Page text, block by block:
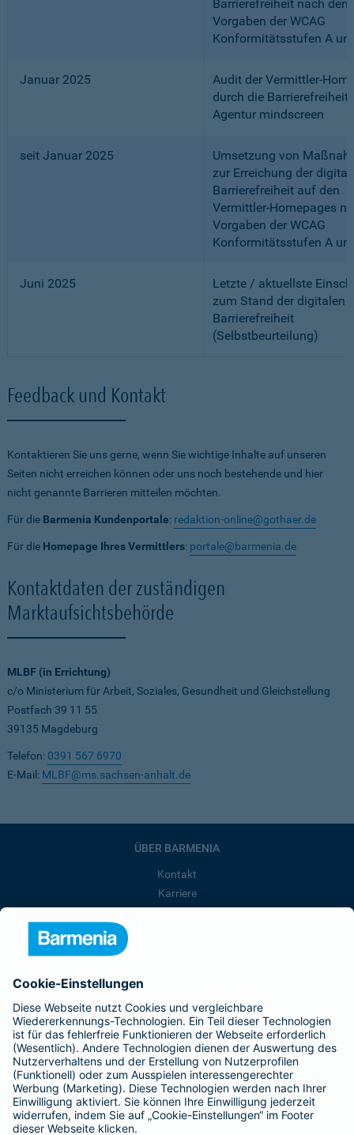
Barrierefreiheit nach den
Vorgaben der WCAG
Konformitätsstufen A
Januar 2025
Audit der Vermittler-
durch die
Agentur mindscreen
seit Januar 2025
Umsetzung von
zur Erreichung der
Barrierefreiheit auf den
Vermittler-Homepages
Vorgaben der WCAG
Konformitätsstufen A
Juni 2025
Letzte / aktuellste
zum Stand der digitalen
Barrierefreiheit
(Selbstbeurteilung)
Feedback und Kontakt
Kontaktieren Sie uns gerne, wenn Sie wichtige Inhalte auf unseren
Seiten nicht erreichen können oder uns noch bestehende und hier
nicht genannte Barrieren mitteilen möchten.
Für die Barmenia Kundenportale: redaktion-online@gothaer.de
Für die Homepage Ihres Vermittlers: portale@barmenia.de
Kontaktdaten der zuständigen
Marktaufsichtsbehörde
MLBF (in Errichtung)
c/o Ministerium für Arbeit, Soziales, Gesundheit und Gleichstellung
Postfach 39 11 55
39135 Magdeburg
Telefon: 0391 567 6970
E-Mail: MLBF@ms.sachsen-anhalt.de
ÜBER BARMENIA
Kontakt
Karriere
Presse
Barmenia ist Teil der BarmeniaGothaer
BELIEBTE SEITEN
Kranken-Zusatzversicherung
Tierversicherungen
Haftpflichtversicherung
Hausratversicherung